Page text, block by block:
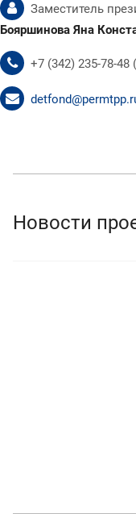
Заместитель
Бояршинова Яна
+7 (342) 235-78-48
Новости